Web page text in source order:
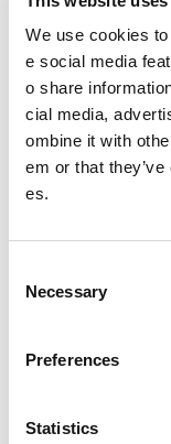
We use cookies
e social media
o share
cial media,
ombine it with
em or that
es.
Necessary
Preferences
Statistics
多功能售票機
設置於所有售票處。
營業時間 首班車～末
多功能售票機
若於物品遺失當天詢問
請至物品遺失的該車站站
請至飯田橋站（東京
客服中心詢問。
查询由新中野站出发